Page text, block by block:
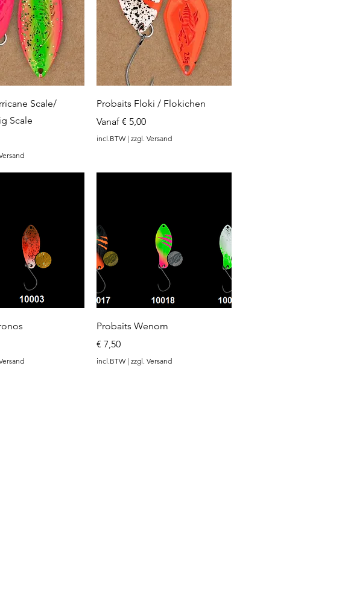
overzichtScale/
Scale
Snel overzicht
Probaits Floki / Flokichen
Vanaf € 5,00
Verkoopprijs
incl.BTW | zzgl. Versand
overzicht Snel overzicht
Probaits Wenom
Prijs
€ 7,50
incl.BTW | zzgl. Versand